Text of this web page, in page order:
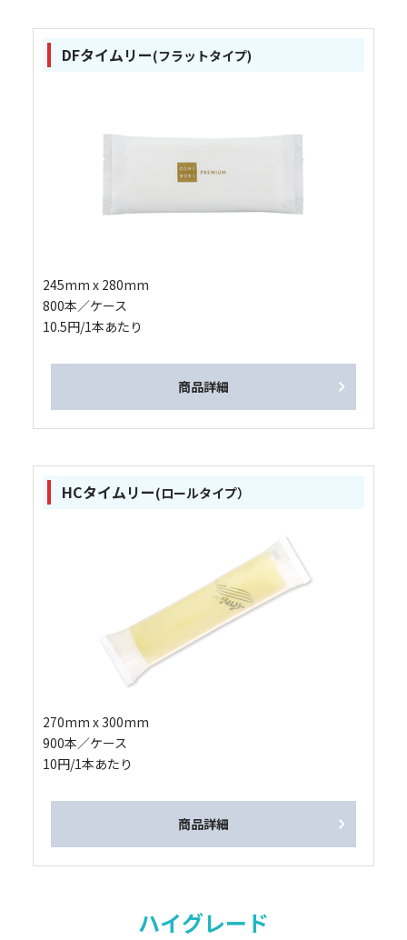
DFタイムリー(フラットタイプ)
245mm x 280mm
800本／ケース
10.5円/1本あたり
商品詳細
HCタイムリー(ロールタイプ）
270mm x 300mm
900本／ケース
10円/1本あたり
商品詳細
ハイグレード